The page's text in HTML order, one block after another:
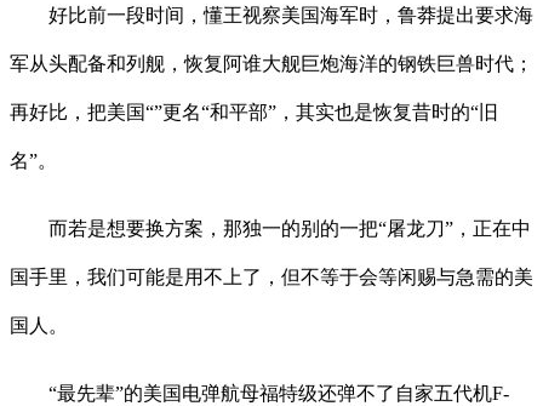
好比前一段时间，懂王视察美国海军时，鲁莽提出要求海
军从头配备和列舰，恢复阿谁大舰巨炮海洋的钢铁巨兽时代；
再好比，把美国“”更名“和平部”，其实也是恢复昔时的“旧
名”。
而若是想要换方案，那独一的别的一把“屠龙刀”，正在中
国手里，我们可能是用不上了，但不等于会等闲赐与急需的美
国人。
“最先辈”的美国电弹航母福特级还弹不了自家五代机F-